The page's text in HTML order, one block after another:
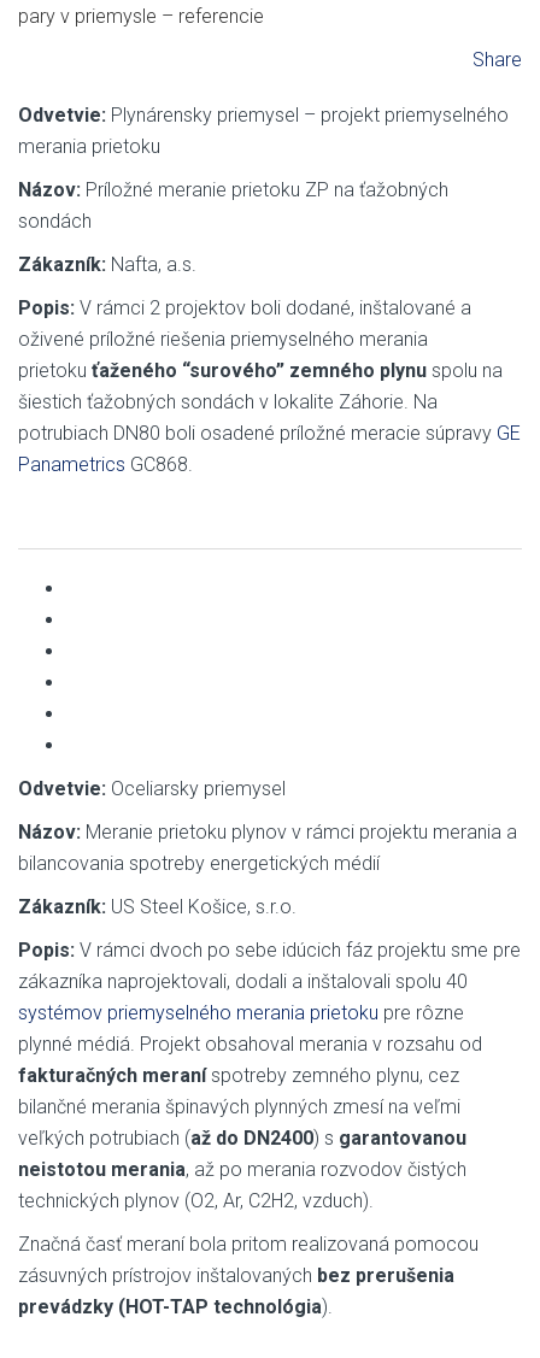
pary v priemysle – referencie
Share
Odvetvie: Plynárensky priemysel – projekt priemyselného
merania prietoku
Názov: Príložné meranie prietoku ZP na ťažobných
sondách
Zákazník: Nafta, a.s.
Popis: V rámci 2 projektov boli dodané, inštalované a
oživené príložné riešenia priemyselného merania
prietoku ťaženého “surového” zemného plynu spolu na
šiestich ťažobných sondách v lokalite Záhorie. Na
potrubiach DN80 boli osadené príložné meracie súpravy GE
Panametrics GC868.
Odvetvie: Oceliarsky priemysel
Názov: Meranie prietoku plynov v rámci projektu merania a
bilancovania spotreby energetických médií
Zákazník: US Steel Košice, s.r.o.
Popis: V rámci dvoch po sebe idúcich fáz projektu sme pre
zákazníka naprojektovali, dodali a inštalovali spolu 40
systémov priemyselného merania prietoku pre rôzne
plynné médiá. Projekt obsahoval merania v rozsahu od
fakturačných meraníspotreby zemného plynu, cez
bilančné merania špinavých plynných zmesí na veľmi
veľkých potrubiach (až do DN2400) s garantovanou
neistotou merania, až po merania rozvodov čistých
technických plynov (O2, Ar, C2H2, vzduch).
Značná časť meraní bola pritom realizovaná pomocou
zásuvných prístrojov inštalovaných bez prerušenia
prevádzky (HOT-TAP technológia).